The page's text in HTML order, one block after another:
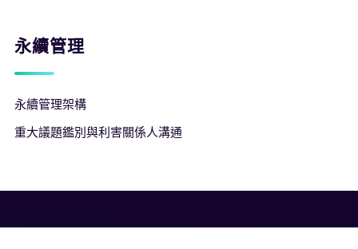
永續管理
永續管理架構
重大議題鑑別與利害關係人溝通